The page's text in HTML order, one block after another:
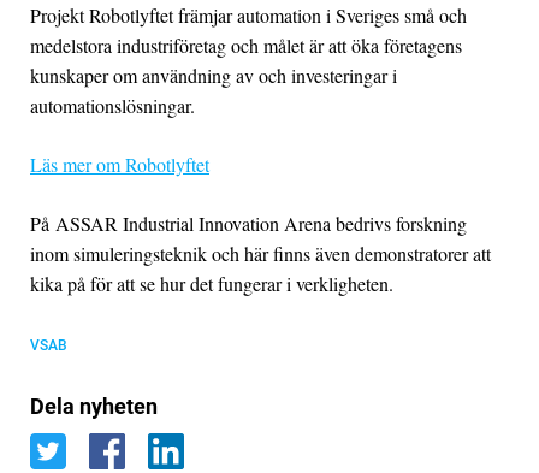
Projekt Robotlyftet främjar automation i Sveriges små och
medelstora industriföretag och målet är att öka företagens
kunskaper om användning av och investeringar i
automationslösningar.
Läs mer om Robotlyftet
På ASSAR Industrial Innovation Arena bedrivs forskning
inom simuleringsteknik och här finns även demonstratorer att
kika på för att se hur det fungerar i verkligheten.
VSAB
Dela nyheten